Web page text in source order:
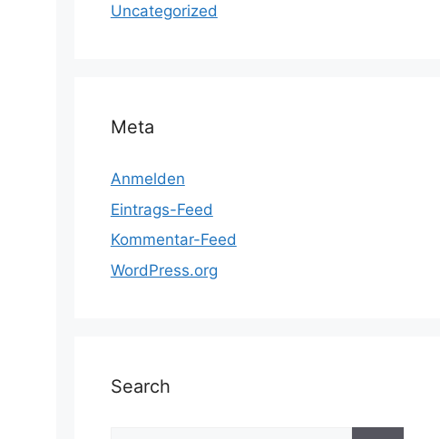
Uncategorized
Meta
Anmelden
Eintrags-Feed
Kommentar-Feed
WordPress.org
Search